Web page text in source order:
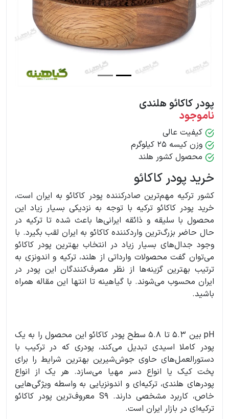
پودر کاکائو هلندی
ناموجود
کیفیت عالی
وزن کیسه 25 کیلوگرم
محصول کشور هلند
خرید پودر کاکائو
کشور ترکیه مهم‌ترین صادرکننده پودر کاکائو به ایران است،
خرید پودر کاکائو ترکیه با توجه به نزدیکی بسیار زیاد این
محصول با سلیقه و ذائقه ایرانی‌ها باعث شده تا ترکیه در
حال حاضر بزرگ‌ترین واردکننده کاکائو به ایران لقب بگیرد. با
وجود جدال‌های بسیار زیاد در انتخاب بهترین پودر کاکائو
می‌توان گفت محصولات وارداتی از هلند، ترکیه و اندونزی به
ترتیب بهترین گزینه‌ها از نظر مصرف‌کنندگان این پودر در
ایران محسوب می‌شوند. با گیاهینه تا انتها این مقاله همراه
باشید.
pH بین 5.3 تا 5.8 سطح پودر کاکائو این محصول را به یک
پودر کاملا اسیدی تبدیل می‌کند، پودری که در ترکیب با
دستورالعمل‌های حاوی جوش‌شیرین بهترین شرایط را برای
پخت کیک یا انواع دسر مهیا می‌سازد. هر یک از انواع
پودرهای هلندی، ترکیه‌ای و اندونزیایی به واسطه ویژگی‌هایی
خاص، کاربرد مشخصی دارند. S9 معروف‌ترین پودر کاکائو
ترکیه‌ای در بازار ایران است.